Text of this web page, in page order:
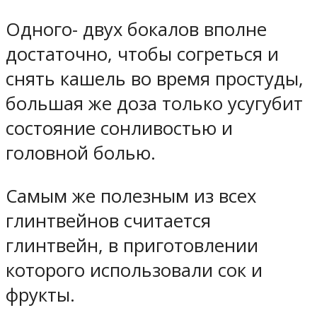
Одного- двух бокалов вполне
достаточно, чтобы согреться и
снять кашель во время простуды,
большая же доза только усугубит
состояние сонливостью и
головной болью.
Самым же полезным из всех
глинтвейнов считается
глинтвейн, в приготовлении
которого использовали сок и
фрукты.